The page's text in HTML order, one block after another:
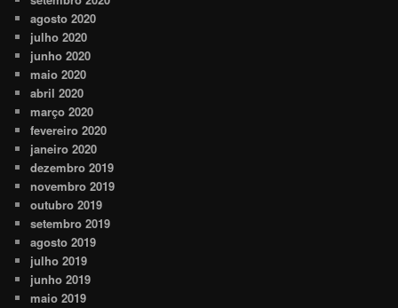
agosto 2020
julho 2020
junho 2020
maio 2020
abril 2020
março 2020
fevereiro 2020
janeiro 2020
dezembro 2019
novembro 2019
outubro 2019
setembro 2019
agosto 2019
julho 2019
junho 2019
maio 2019